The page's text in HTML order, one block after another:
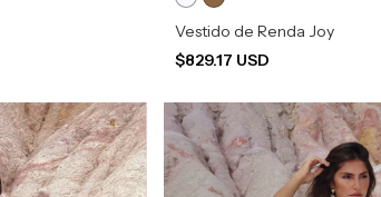
Vestido de Renda Joy
$829.17 USD